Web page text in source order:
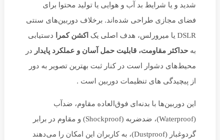
شدید و یا شرایط بد آب و هوایی یا تولید محتوا برای
فضای مجازی طراحی شده‌اند. برخلاف دوربین‌های سنتی
DSLR یا میرورلس، هدف اصلی یک
اکشن کمرا
دستیابی
به حداکثر مقاومت، قابلیت حمل آسان و عملکرد پایدار در
محیط‌های دشوار است در کنار ثبت بهترین تصویر به دور
از پیچیدگی های تنظیمات دوربین است .
این دوربین‌ها با بدنه‌ای فوق‌العاده مقاوم، ضدآب
(Waterproof)، ضدضربه (Shockproof) و مقاوم در برابر
گردوغبار (Dustproof)، به کاربران این امکان را می‌دهند